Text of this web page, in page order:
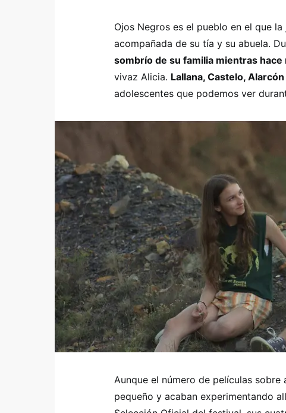
Ojos Negros es el pueblo en el que
acompañada de su tía y su abuela.
sombrío de su familia mientras hace
vivaz Alicia. Lallana, Castelo,
adolescentes que podemos ver
Aunque el número de películas
pequeño y acaban experimentando